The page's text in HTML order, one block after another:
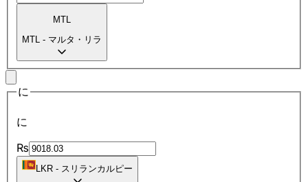
MTL
MTL - マルタ・リラ
に
に
₨
LKR - スリランカルピー